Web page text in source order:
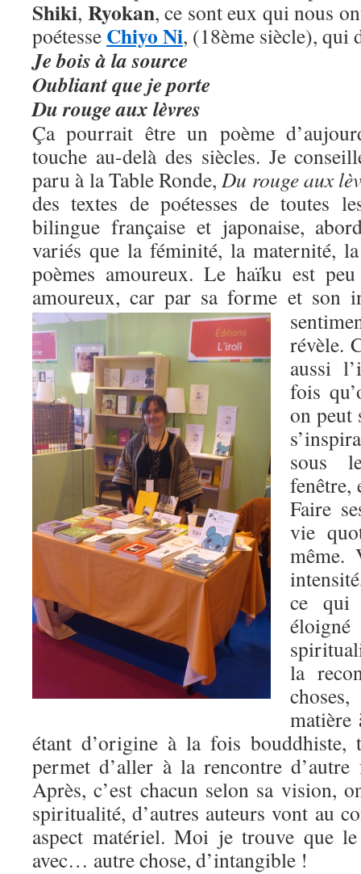
Shiki, Ryokan, ce sont eux qui nous
poétesse Chiyo Ni, (18ème siècle), qui
Je bois à la source
Oubliant que je porte
Du rouge aux lèvres
Ça pourrait être un poème
touche au-delà des siècles. Je
paru à la Table Ronde,Du rouge aux
des textes de poétesses de toutes
bilingue française et japonaise,
variés que la féminité, la maternité,
poèmes amoureux. Le haïku est
amoureux, car par sa forme et son
révèle.
aussi
fois
on peut
sous
fenêtre,
Faire
vie
même.
ce qui
la
étant d’origine à la fois bouddhiste,
permet d’aller à la rencontre
Après, c’est chacun selon sa vision,
spiritualité, d’autres auteurs vont au
aspect matériel. Moi je trouve que
avec… autre chose, d’intangible !